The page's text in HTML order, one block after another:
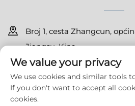
Broj 1, cesta Zhangcun,
Jiangsu, Kina
+86-
[email
We value your privacy
We use cookies and similar tools
If you don't want to accept all
cookies.